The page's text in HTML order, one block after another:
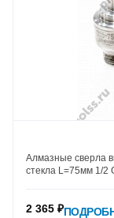
Алмазные сверла
стекла L=75мм 1/2
2 365 ₽